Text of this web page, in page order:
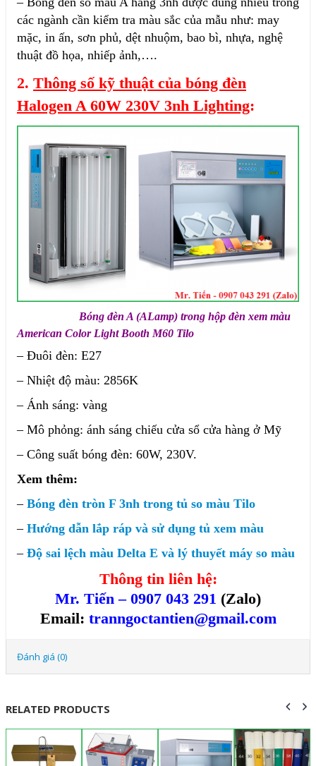
các ngành cần kiểm tra màu sắc của mẫu như: may
mặc, in ấn, sơn phủ, dệt nhuộm, bao bì, nhựa, nghệ
thuật đồ họa, nhiếp ảnh,….
2. Thông số kỹ thuật của bóng đèn
Halogen A 60W 230V 3nh Lighting:
Bóng đèn A (ALamp) trong hộp đèn xem màu
American Color Light Booth M60 Tilo
– Đuôi đèn: E27
– Nhiệt độ màu: 2856K
– Ánh sáng: vàng
– Mô phỏng: ánh sáng chiếu cửa sổ cửa hàng ở Mỹ
– Công suất bóng đèn: 60W, 230V.
Xem thêm:
– Bóng đèn tròn F 3nh trong tủ so màu Tilo
– Hướng dẫn lắp ráp và sử dụng tủ xem màu
– Độ sai lệch màu Delta E và lý thuyết máy so màu
Thông tin liên hệ:
Mr. Tiến – 0907 043 291 (Zalo)
Email: tranngoctantien@gmail.com
Đánh giá (0)
RELATED PRODUCTS